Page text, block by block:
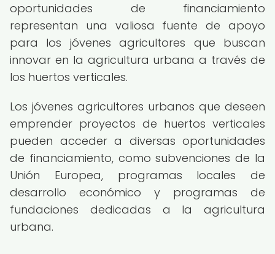
oportunidades de financiamiento
representan una valiosa fuente de apoyo
para los jóvenes agricultores que buscan
innovar en la agricultura urbana a través de
los huertos verticales.
Los jóvenes agricultores urbanos que deseen
emprender proyectos de huertos verticales
pueden acceder a diversas oportunidades
de financiamiento, como subvenciones de la
Unión Europea, programas locales de
desarrollo económico y programas de
fundaciones dedicadas a la agricultura
urbana.